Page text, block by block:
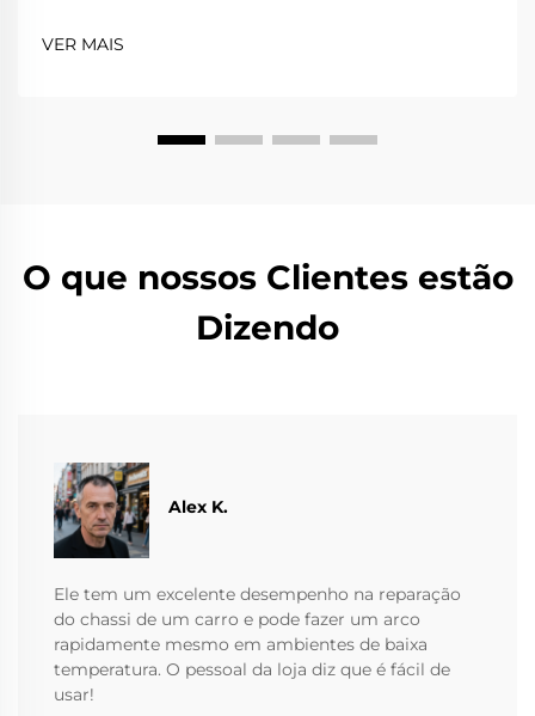
VER MAIS
O que nossos Clientes estão
Dizendo
Alex K.
Ele tem um excelente desempenho na reparação
do chassi de um carro e pode fazer um arco
rapidamente mesmo em ambientes de baixa
temperatura. O pessoal da loja diz que é fácil de
usar!